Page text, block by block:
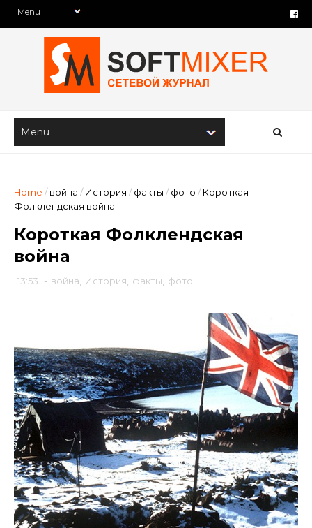
Home / война / История / факты / фото / Короткая
Фолклендская война
Короткая Фолклендская
война
13:53 - война История факты фото